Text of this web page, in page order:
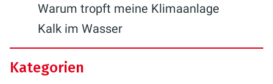
Warum tropft meine Klimaanlage
Kalk im Wasser
Kategorien